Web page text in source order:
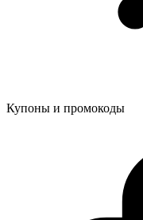
Купоны и промокоды